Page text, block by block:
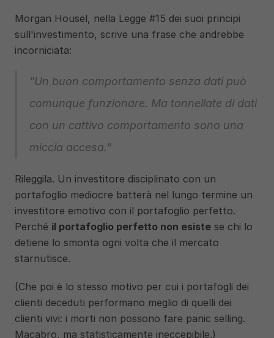
Morgan Housel, nella Legge #15 dei suoi principi
sull'investimento, scrive una frase che andrebbe
incorniciata:
"Un buon comportamento senza dati può
comunque funzionare. Ma tonnellate di dati
con un cattivo comportamento sono una
miccia accesa."
Rileggila. Un investitore disciplinato con un
portafoglio mediocre batterà nel lungo termine un
investitore emotivo con il portafoglio perfetto.
Perché il portafoglio perfetto non esiste se chi lo
detiene lo smonta ogni volta che il mercato
starnutisce.
(Che poi è lo stesso motivo per cui i portafogli dei
clienti deceduti performano meglio di quelli dei
clienti vivi: i morti non possono fare panic selling.
Macabro, ma statisticamente ineccepibile.)